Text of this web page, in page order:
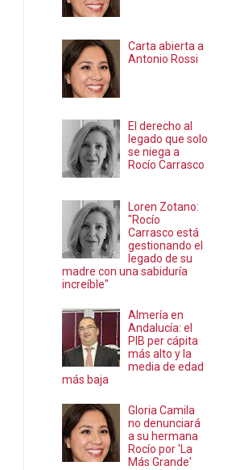
Carta abierta a
Antonio Rossi
El derecho al
legado que solo
se niega a
Rocío Carrasco
Loren Zotano:
"Rocío
Carrasco está
gestionando el
legado de su
madre con una sabiduría
increíble"
Almería en
Andalucía: el
PIB per cápita
más alto y la
media de edad
más baja
Gloria Camila
no denunciará
a su hermana
Rocío por 'La
Más Grande'